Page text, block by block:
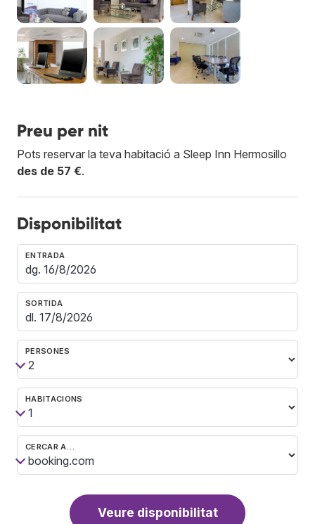
Preu per nit
Pots reservar la teva habitació a Sleep Inn Hermosillo
des de 57 €.
Disponibilitat
ENTRADA
SORTIDA
PERSONES
HABITACIONS
CERCAR A…
Veure disponibilitat